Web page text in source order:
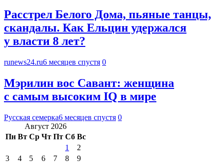
Расстрел Белого Дома, пьяные танцы,
скандалы. Как Ельцин удержался
у власти 8 лет?
runews24.ru6 месяцев спустя 0
Мэрилин вос Савант: женщина
с самым высоким IQ в мире
Русская семерка6 месяцев спустя 0
Август 2026
Пн Вт Ср Чт Пт Сб Вс
1
2
3
4 5 6 7 8
9